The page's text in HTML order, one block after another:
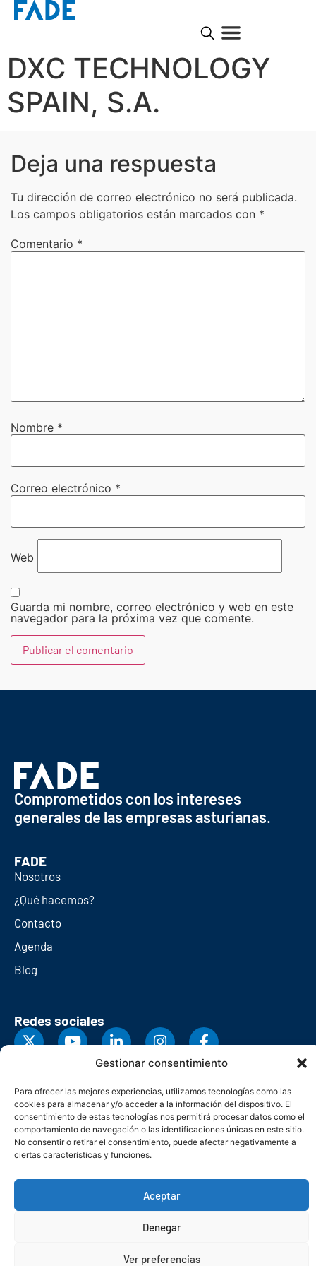
Gestionar consentimiento
Para ofrecer las mejores experiencias, utilizamos tecnologías como las
cookies para almacenar y/o acceder a la información del dispositivo. El
consentimiento de estas tecnologías nos permitirá procesar datos como el
comportamiento de navegación o las identificaciones únicas en este sitio.
No consentir o retirar el consentimiento, puede afectar negativamente a
ciertas características y funciones.
Aceptar
Denegar
Ver preferencias
DXC TECHNOLOGY
SPAIN, S.A.
Deja una respuesta
Tu dirección de correo electrónico no será publicada.
Los campos obligatorios están marcados con *
Comentario *
Nombre *
Correo electrónico *
Web
Guarda mi nombre, correo electrónico y web en este
navegador para la próxima vez que comente.
Comprometidos con los intereses
generales de las empresas asturianas.
FADE
Nosotros
¿Qué hacemos?
Contacto
Agenda
Blog
Redes sociales
© Copyright 2026. Federación Asturiana de Empresarios
Política de cookies